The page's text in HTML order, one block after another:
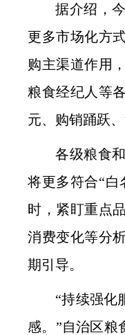
据介绍，
更多市场化方
购主渠道作用
粮食经纪人等
元、购销踊跃
各级粮食
将更多符合“白
时，紧盯重点
消费变化等分
期引导。
“持续强化
感。”自治区粮